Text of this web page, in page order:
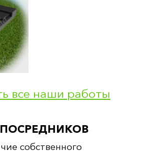
ЗВОНОК
все наши работы
ПОСРЕДНИКОВ
собственного